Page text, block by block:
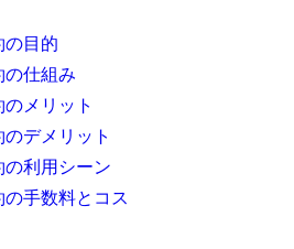
の目的
の仕組み
メリット
デメリット
利用シーン
手数料とコス